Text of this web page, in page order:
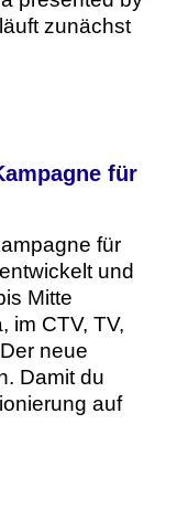
zunächst
für
für
und
Mitte
im CTV, TV,
neue
Damit du
auf